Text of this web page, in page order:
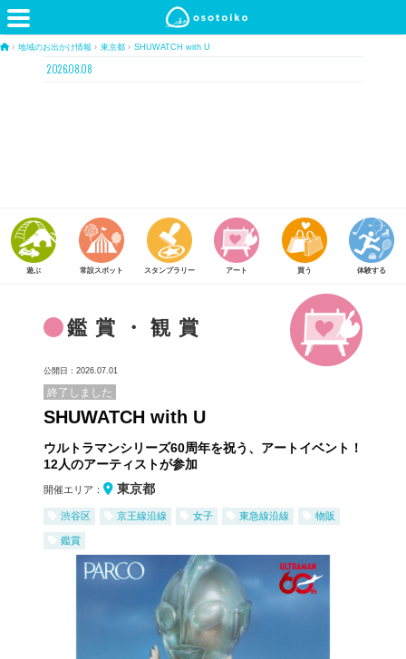
› 地域のお出かけ情報 › 東京都 › SHUWATCH with U
2026.08.08
常設スポット スタンプラリー アート 買う 体験する 食べる
鑑賞・観賞
公開日：2026.07.01
終了しました
SHUWATCH with U
ウルトラマンシリーズ60周年を祝う、アートイベント！
12人のアーティストが参加
開催エリア： 東京都
渋谷区 京王線沿線 女子 東急線沿線 物販
鑑賞